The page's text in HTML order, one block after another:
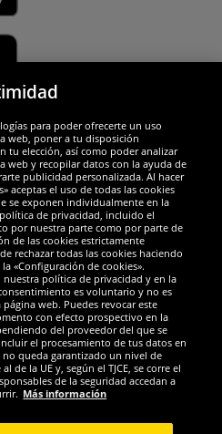
sociales
para poder ofrecerte un uso
web, poner a tu disposición
tu elección, así como poder analizar
web y recopilar datos con la ayuda de
publicidad personalizada. Al hacer
aceptas el uso de todas las cookies
se exponen individualmente en la
de privacidad, incluido el
por nuestra parte como por parte de
de las cookies estrictamente
rechazar todas las cookies haciendo
«Configuración de cookies».
política de privacidad y en la
es voluntario y no es
web. Puedes revocar este
con efecto prospectivo en la
del proveedor del que se
el procesamiento de tus datos en
no queda garantizado un nivel de
de la UE y, según el TJCE, se corre el
de la seguridad accedan a
Más información